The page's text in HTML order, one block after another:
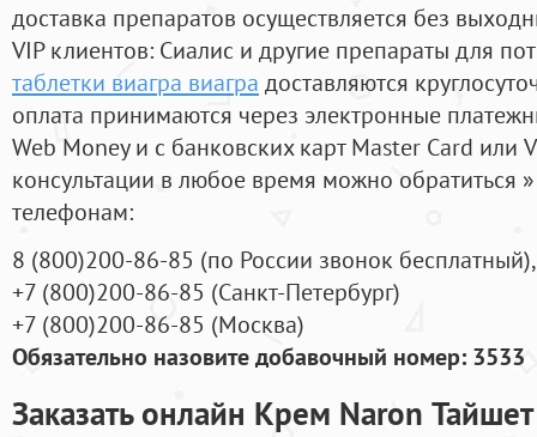
доставка препаратов осуществляется без
VIP клиентов: Сиалис и другие препараты для
таблетки виагра виагра доставляются
оплата принимаются через электронные
Web Money и с банковских карт Master Card или
консультации в любое время можно обратиться
телефонам:
8 (800)200-86-85 (по России звонок бесплатный),
+7 (800)200-86-85 (Санкт-Петербург)
+7 (800)200-86-85 (Москва)
Обязательно назовите добавочный номер: 3533
Заказать онлайн Крем Naron